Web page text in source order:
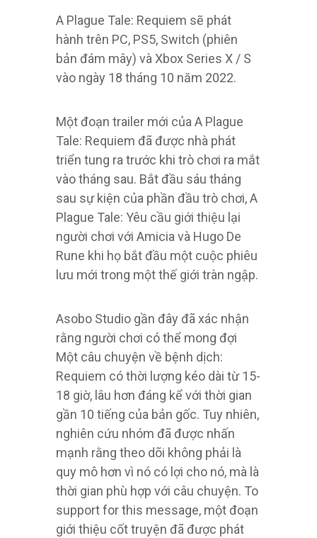
A Plague Tale: Requiem sẽ phát
hành trên PC, PS5, Switch (phiên
bản đám mây) và Xbox Series X / S
vào ngày 18 tháng 10 năm 2022.
Một đoạn trailer mới của A Plague
Tale: Requiem đã được nhà phát
triển tung ra trước khi trò chơi ra mắt
vào tháng sau. Bắt đầu sáu tháng
sau sự kiện của phần đầu trò chơi, A
Plague Tale: Yêu cầu giới thiệu lại
người chơi với Amicia và Hugo De
Rune khi họ bắt đầu một cuộc phiêu
lưu mới trong một thế giới tràn ngập.
Asobo Studio gần đây đã xác nhận
rằng người chơi có thể mong đợi
Một câu chuyện về bệnh dịch:
Requiem có thời lượng kéo dài từ 15-
18 giờ, lâu hơn đáng kể với thời gian
gần 10 tiếng của bản gốc. Tuy nhiên,
nghiên cứu nhóm đã được nhấn
mạnh rằng theo dõi không phải là
quy mô hơn vì nó có lợi cho nó, mà là
thời gian phù hợp với câu chuyện. To
support for this message, một đoạn
giới thiệu cốt truyện đã được phát